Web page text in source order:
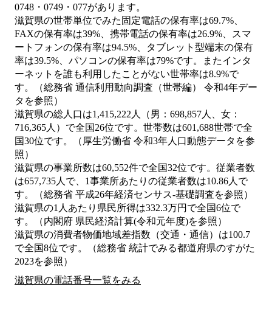
0748・0749・077があります。
滋賀県の世帯単位でみた固定電話の保有率は69.7%、
FAXの保有率は39%、携帯電話の保有率は26.9%、スマ
ートフォンの保有率は94.5%、タブレット型端末の保有
率は39.5%、パソコンの保有率は79%です。またインタ
ーネットを誰も利用したことがない世帯率は8.9%で
す。（総務省 通信利用動向調査（世帯編） 令和4年デー
タを参照）
滋賀県の総人口は1,415,222人（男：698,857人、女：
716,365人）で全国26位です。世帯数は601,688世帯で全
国30位です。（厚生労働省 令和3年人口動態データを参
照）
滋賀県の事業所数は60,552件で全国32位です。従業者数
は657,735人で、1事業所あたりの従業者数は10.86人で
す。（総務省 平成26年経済センサス‐基礎調査を参照）
滋賀県の1人あたり県民所得は332.3万円で全国6位で
す。（内閣府 県民経済計算(令和元年度)を参照）
滋賀県の消費者物価地域差指数（交通・通信）は100.7
で全国8位です。（総務省 統計でみる都道府県のすがた
2023を参照）
滋賀県の電話番号一覧をみる